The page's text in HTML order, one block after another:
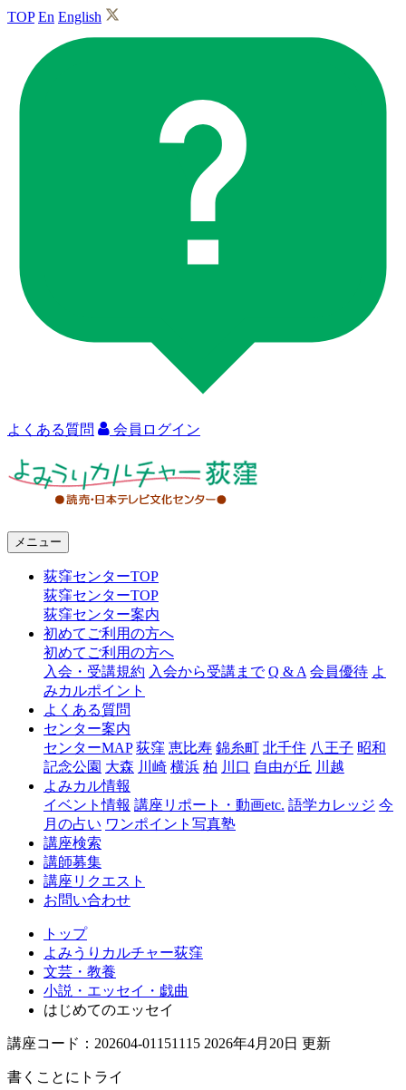
TOP En English
よくある質問 会員ログイン
ャ
窪
メニュー
荻窪センターTOP
荻窪センターTOP
荻窪センター案内
初めてご利用の方へ
初めてご利用の方へ
入会・受講規約 入会から受講まで Q & A 会員優待 よ
みカルポイント
よくある質問
センター案内
センターMAP 荻窪 恵比寿 錦糸町 北千住 八王子 昭和
記念公園 大森 川崎 横浜 柏 川口 自由が丘 川越
よみカル情報
イベント情報 講座リポート・動画etc. 語学カレッジ 今
月の占い ワンポイント写真塾
講座検索
講師募集
講座リクエスト
お問い合わせ
トップ
よみうりカルチャー荻窪
文芸・教養
小説・エッセイ・戯曲
はじめてのエッセイ
講座コード：202604-01151115 2026年4月20日 更新
書くことにトライ